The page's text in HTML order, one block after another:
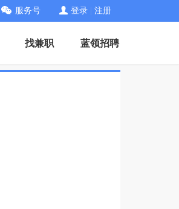
服务号 登录 注册
找兼职 蓝领招聘